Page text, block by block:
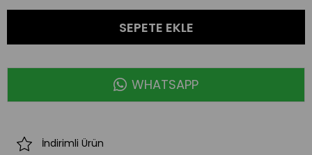
WHATSAPP
İndirimli Ürün